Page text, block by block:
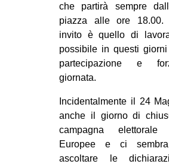
che partirà sempre
piazza alle ore 18.00.
invito è quello di
possibile in questi
partecipazione e
giornata.
Incidentalmente il 24
anche il giorno di
campagna
Europee e ci
ascoltare le